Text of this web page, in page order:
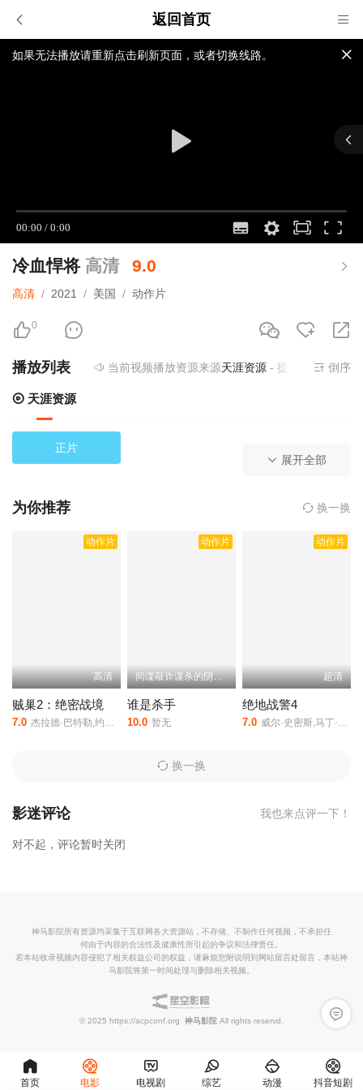
返回首页
如果无法播放请重新点击刷新页面，或者切换线路。
冷血悍将 高清 9.0
高清 / 2021 / 美国 / 动作片
0
播放列表 当前视频播放资源来源天涯资源- 提供为您免费在
倒序
天涯资源
正片
展开全部
为你推荐 换一换
动作片
高清
贼巢2：绝密战境
7.0 杰拉德·巴特勒,约旦·布里奇斯,小奥谢拉·杰克逊,艾文·艾哈迈德,斯温·特梅尔
动作片
间谍敲诈谋杀的阴谋网铺开
谁是杀手
10.0 暂无
动作片
超清
绝地战警4
7.0 威尔·史密斯,马丁·劳伦斯,亚历山大·路德韦格,凡妮莎·哈金斯,埃里克·迪恩,葆拉·努涅斯,蕾亚·塞洪,塔莎·史密斯,乔·潘托里亚诺,艾恩·格拉法德,梅兰妮·利伯德,珍娜·凯内尔,雅各布·西皮奥,德里克·罗素
换一换
影迷评论 我也来点评一下！
对不起，评论暂时关闭
留言反
神马影院所有资源均采集于互联网各大资源站，不存储、不制作任何视频，不承担任
何由于内容的合法性及健康性所引起的争议和法律责任。
若本站收录视频内容侵犯了相关权益公司的权益，请麻烦您附说明到网站留言处留言，本站神
马影院将第一时间处理与删除相关视频。
© 2025 https://acpconf.org 神马影院 All rights reservd.
首页 电影 电视剧 综艺 动漫 抖音短剧